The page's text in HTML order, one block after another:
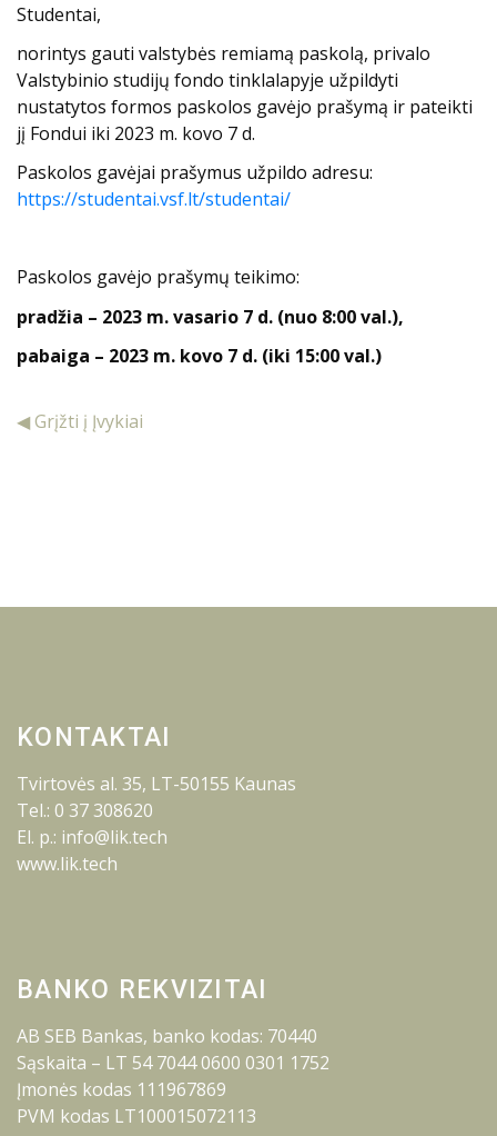
Studentai,
norintys gauti valstybės remiamą paskolą, privalo
Valstybinio studijų fondo tinklalapyje užpildyti
nustatytos formos paskolos gavėjo prašymą ir pateikti
jį Fondui iki 2023 m. kovo 7 d.
Paskolos gavėjai prašymus užpildo adresu:
https://studentai.vsf.lt/studentai/
Paskolos gavėjo prašymų teikimo:
pradžia – 2023 m. vasario 7 d. (nuo 8:00 val.),
pabaiga – 2023 m. kovo 7 d. (iki 15:00 val.)
◀ Grįžti į Įvykiai
KONTAKTAI
Tvirtovės al. 35, LT-50155 Kaunas
Tel.: 0 37 308620
El. p.: info@lik.tech
www.lik.tech
BANKO REKVIZITAI
AB SEB Bankas, banko kodas: 70440
Sąskaita – LT 54 7044 0600 0301 1752
Įmonės kodas 111967869
PVM kodas LT100015072113